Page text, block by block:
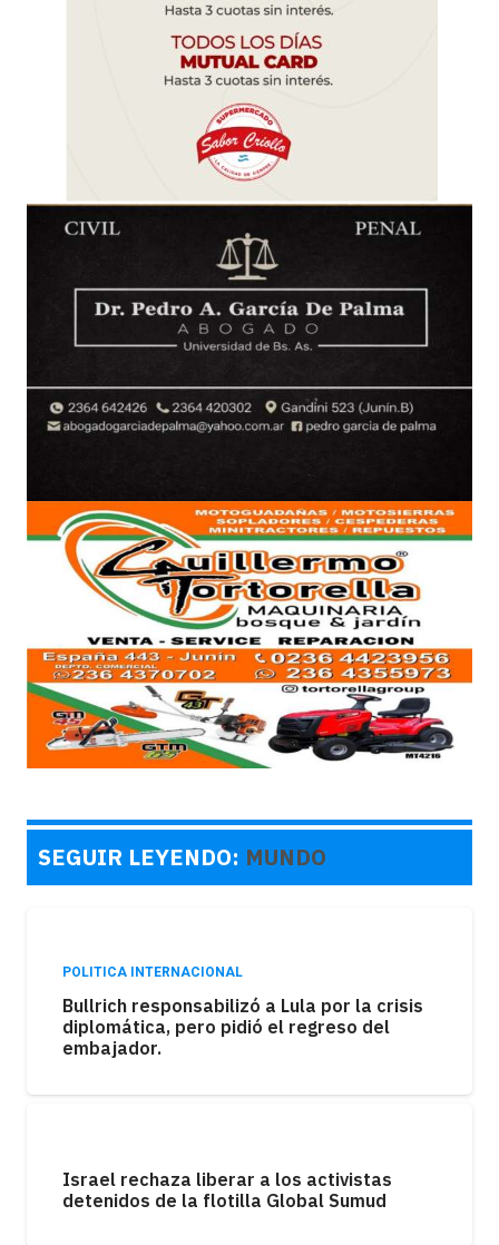
SEGUIR LEYENDO: MUNDO
POLITICA INTERNACIONAL
Bullrich responsabilizó a Lula por la crisis
diplomática, pero pidió el regreso del
embajador.
Israel rechaza liberar a los activistas
detenidos de la flotilla Global Sumud